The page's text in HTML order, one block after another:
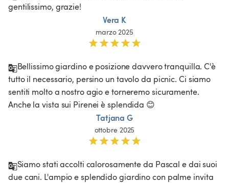
gentilissimo, grazie!
Vera K
marzo 2025
Bellissimo giardino e posizione davvero tranquilla. C'è
tutto il necessario, persino un tavolo da picnic. Ci siamo
sentiti molto a nostro agio e torneremo sicuramente.
Anche la vista sui Pirenei è splendida 😊
Tatjana G
ottobre 2025
Siamo stati accolti calorosamente da Pascal e dai suoi
due cani. L'ampio e splendido giardino con palme invita